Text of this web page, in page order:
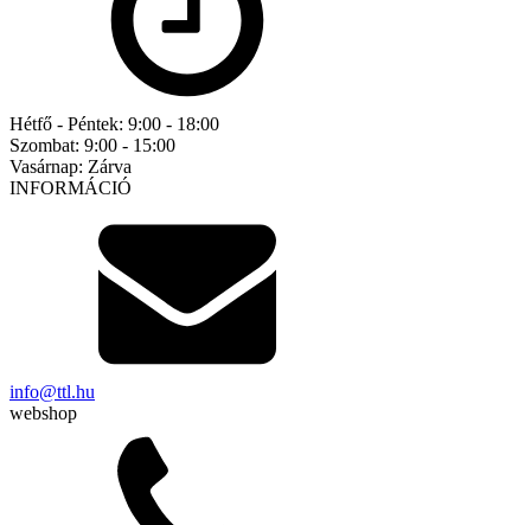
Hétfő - Péntek: 9:00 - 18:00
Szombat: 9:00 - 15:00
Vasárnap: Zárva
INFORMÁCIÓ
info@ttl.hu
webshop